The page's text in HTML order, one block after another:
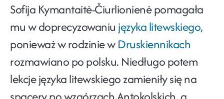
Sofija Kymantaitė-Čiurlionienė pomagała
mu w doprecyzowaniu języka litewskiego,
ponieważ w rodzinie wDruskiennikach
rozmawiano po polsku. Niedługo potem
lekcje języka litewskiego zamieniły się na